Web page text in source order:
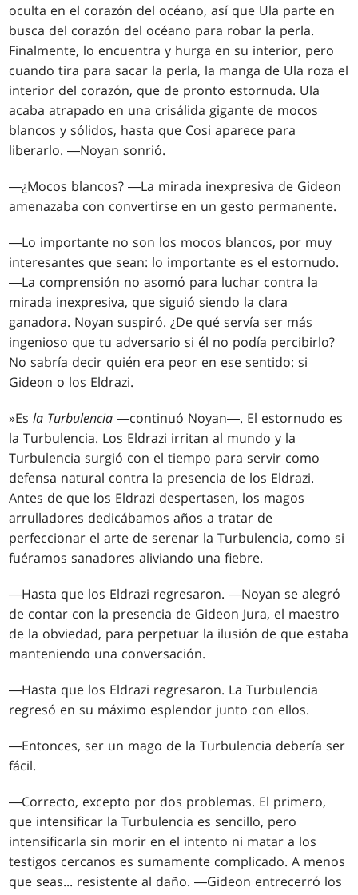
oculta en el corazón del océano, así que Ula parte en
busca del corazón del océano para robar la perla.
Finalmente, lo encuentra y hurga en su interior, pero
cuando tira para sacar la perla, la manga de Ula roza el
interior del corazón, que de pronto estornuda. Ula
acaba atrapado en una crisálida gigante de mocos
blancos y sólidos, hasta que Cosi aparece para
liberarlo. ―Noyan sonrió.
―¿Mocos blancos? ―La mirada inexpresiva de Gideon
amenazaba con convertirse en un gesto permanente.
―Lo importante no son los mocos blancos, por muy
interesantes que sean: lo importante es el estornudo.
―La comprensión no asomó para luchar contra la
mirada inexpresiva, que siguió siendo la clara
ganadora. Noyan suspiró. ¿De qué servía ser más
ingenioso que tu adversario si él no podía percibirlo?
No sabría decir quién era peor en ese sentido: si
Gideon o los Eldrazi.
»Esla Turbulencia ―continuó Noyan―. El estornudo es
la Turbulencia. Los Eldrazi irritan al mundo y la
Turbulencia surgió con el tiempo para servir como
defensa natural contra la presencia de los Eldrazi.
Antes de que los Eldrazi despertasen, los magos
arrulladores dedicábamos años a tratar de
perfeccionar el arte de serenar la Turbulencia, como si
fuéramos sanadores aliviando una fiebre.
―Hasta que los Eldrazi regresaron. ―Noyan se alegró
de contar con la presencia de Gideon Jura, el maestro
de la obviedad, para perpetuar la ilusión de que estaba
manteniendo una conversación.
―Hasta que los Eldrazi regresaron. La Turbulencia
regresó en su máximo esplendor junto con ellos.
―Entonces, ser un mago de la Turbulencia debería ser
fácil.
―Correcto, excepto por dos problemas. El primero,
que intensificar la Turbulencia es sencillo, pero
intensificarla sin morir en el intento ni matar a los
testigos cercanos es sumamente complicado. A menos
que seas... resistente al daño. ―Gideon entrecerró los